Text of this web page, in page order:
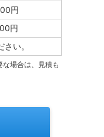
円
円
い。
場合は、見積も